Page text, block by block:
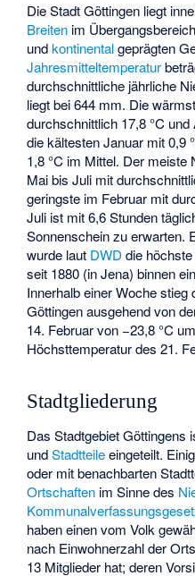
Die Stadt Göttingen liegt
Breiten im
undkontinentalgeprägten
Jahresmitteltemperatur
durchschnittliche jährliche
liegt bei 644 mm. Die
durchschnittlich 17,8 °C
die kältesten Januar mit 0,9
1,8 °C im Mittel. Der meiste
Mai bis Juli mit
geringste im Februar mit
Juli ist mit 6,6 Stunden
Sonnenschein zu erwarten.
wurde laut DWD die
seit 1880 (in Jena) binnen
Innerhalb einer Woche stieg
Göttingen ausgehend von
14. Februar von −23,8 °C
Höchsttemperatur des 21.
Stadtgliederung
Das Stadtgebiet Göttingens
undStadtteileeingeteilt.
oder mit benachbarten
Ortschaften im Sinne des
haben einen vom Volk
nach Einwohnerzahl der
13 Mitglieder hat; deren